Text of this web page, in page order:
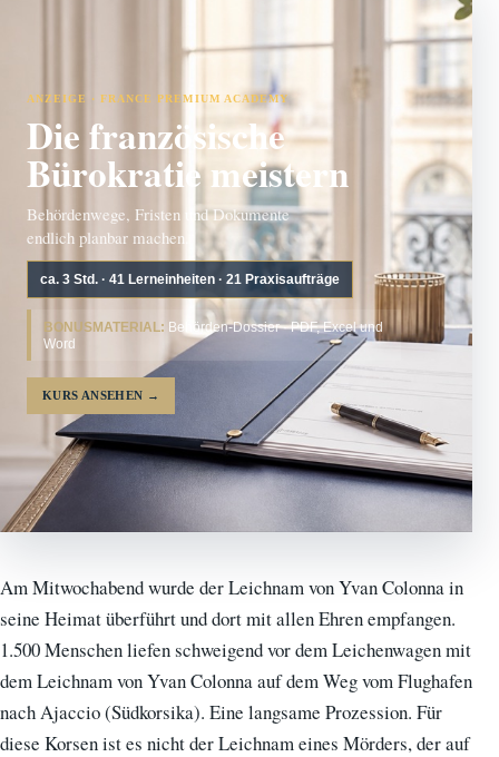
ANZEIGE · FRANCE PREMIUM ACADEMY
Die französische
Bürokratie meistern
Behördenwege, Fristen und Dokumente
endlich planbar machen.
ca. 3 Std. · 41 Lerneinheiten · 21 Praxisaufträge
BONUSMATERIAL: Behörden-Dossier · PDF, Excel und
Word
KURS ANSEHEN →
Am Mitwochabend wurde der Leichnam von Yvan Colonna in
seine Heimat überführt und dort mit allen Ehren empfangen.
1.500 Menschen liefen schweigend vor dem Leichenwagen mit
dem Leichnam von Yvan Colonna auf dem Weg vom Flughafen
nach Ajaccio (Südkorsika). Eine langsame Prozession. Für
diese Korsen ist es nicht der Leichnam eines Mörders, der auf